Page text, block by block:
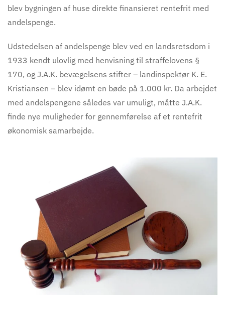
blev bygningen af huse direkte finansieret rentefrit med
andelspenge.
Udstedelsen af andelspenge blev ved en landsretsdom i
1933 kendt ulovlig med henvisning til straffelovens §
170, og J.A.K. bevægelsens stifter – landinspektør K. E.
Kristiansen – blev idømt en bøde på 1.000 kr. Da arbejdet
med andelspengene således var umuligt, måtte J.A.K.
finde nye muligheder for gennemførelse af et rentefrit
økonomisk samarbejde.